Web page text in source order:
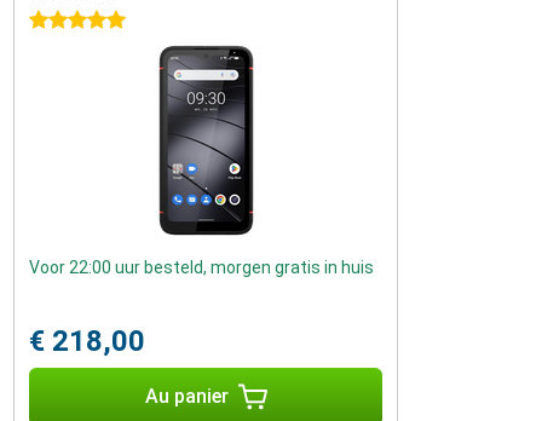
5 étoiles
Voor 22:00 uur besteld, morgen gratis in huis
€ 218,00
Au panier